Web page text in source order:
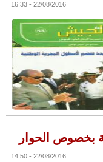
22/08/2016 - 16:33
بخصوص الحوار
22/08/2016 - 14:50